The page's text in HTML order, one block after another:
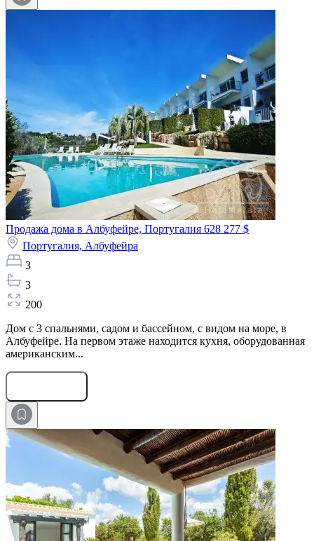
Продажа дома в Албуфейре, Португалия 628 277 $
Португалия, Албуфейра
3
3
200
Дом с 3 спальнями, садом и бассейном, с видом на море, в
Албуфейре. На первом этаже находится кухня, оборудованная
американским...